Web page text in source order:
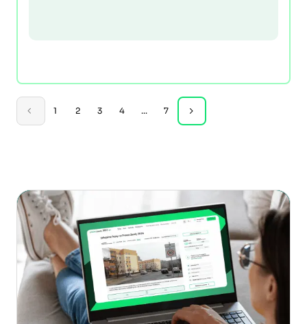
1 2 3 4 ... 7